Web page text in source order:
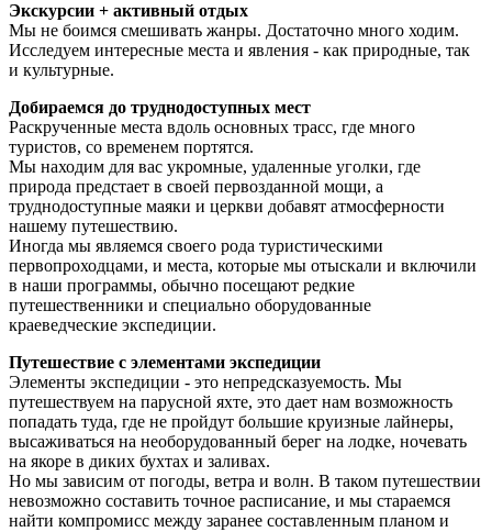
Экскурсии + активный отдых
Мы не боимся смешивать жанры. Достаточно много ходим.
Исследуем интересные места и явления - как природные, так
и культурные.
Добираемся до труднодоступных мест
Раскрученные места вдоль основных трасс, где много
туристов, со временем портятся.
Мы находим для вас укромные, удаленные уголки, где
природа предстает в своей первозданной мощи, а
труднодоступные маяки и церкви добавят атмосферности
нашему путешествию.
Иногда мы являемся своего рода туристическими
первопроходцами, и места, которые мы отыскали и включили
в наши программы, обычно посещают редкие
путешественники и специально оборудованные
краеведческие экспедиции.
Путешествие с элементами экспедиции
Элементы экспедиции - это непредсказуемость. Мы
путешествуем на парусной яхте, это дает нам возможность
попадать туда, где не пройдут большие круизные лайнеры,
высаживаться на необорудованный берег на лодке, ночевать
на якоре в диких бухтах и заливах.
Но мы зависим от погоды, ветра и волн. В таком путешествии
невозможно составить точное расписание, и мы стараемся
найти компромисс между заранее составленным планом и